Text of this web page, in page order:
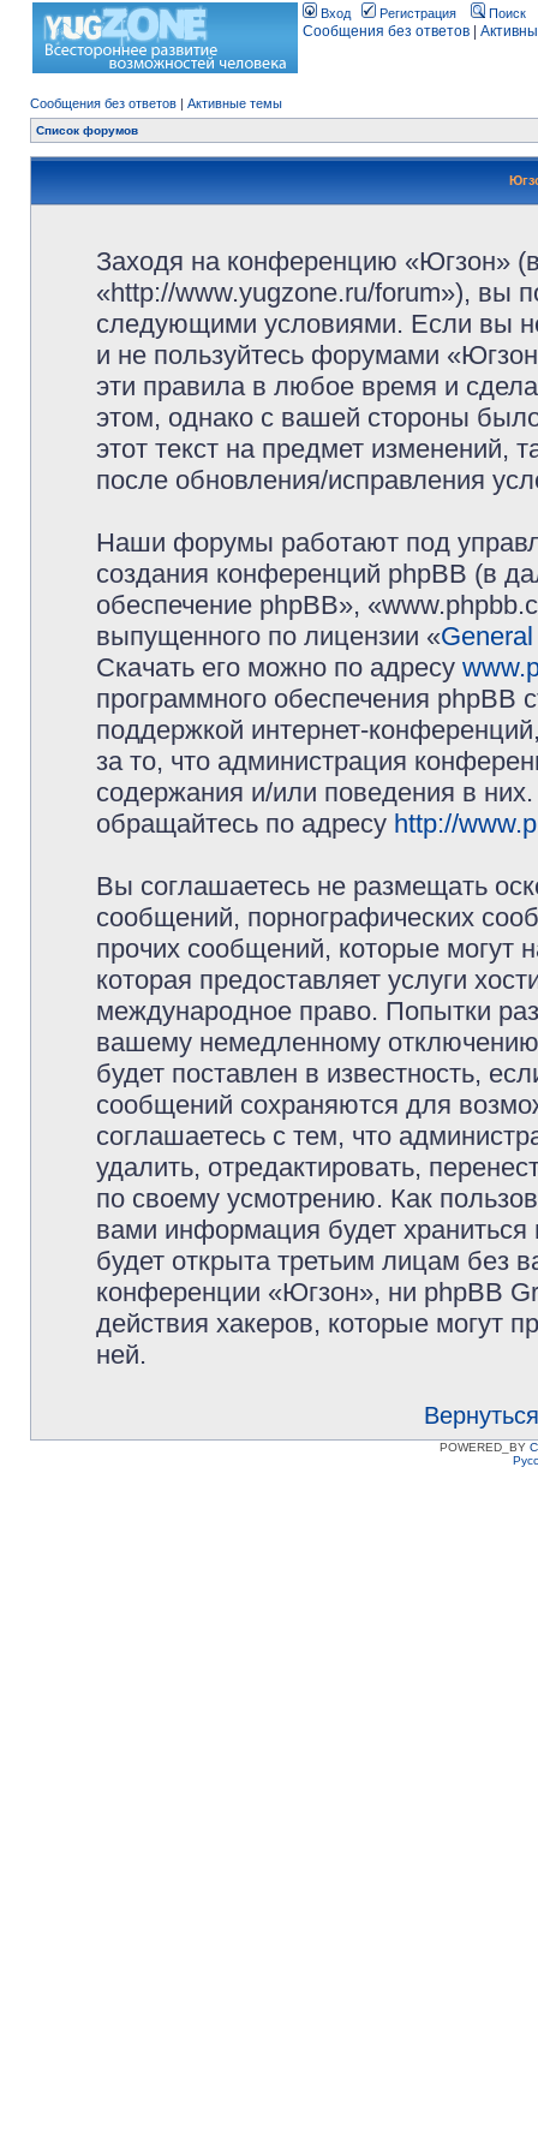
Вход Регистрация Поиск
Сообщения без ответов
Сообщения без ответов | Активные темы
Список форумов
Заходя на конференцию «Югзон»
«http://www.yugzone.ru/forum»), вы
следующими условиями. Если вы
и не пользуйтесь форумами
эти правила в любое время и
этом, однако с вашей стороны
этот текст на предмет изменений,
после обновления/исправления
Наши форумы работают под
создания конференций phpBB (в
обеспечение phpBB»,
выпущенного по лицензии «
Скачать его можно по адресу
программного обеспечения phpBB
поддержкой интернет-
за то, что администрация
содержания и/или поведения в
обращайтесь по адресу http://
Вы соглашаетесь не размещать
сообщений, порнографических
прочих сообщений, которые могут
которая предоставляет услуги
международное право. Попытки
вашему немедленному
будет поставлен в известность,
сообщений сохраняются для
соглашаетесь с тем, что
удалить, отредактировать,
по своему усмотрению. Как
вами информация будет
будет открыта третьим лицам без
конференции «Югзон», ни phpBB
действия хакеров, которые могут
ней.
POWERED_BY